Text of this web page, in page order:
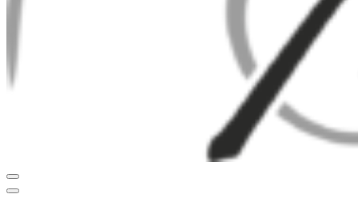
Navigationsmenü
Navigationsmenü